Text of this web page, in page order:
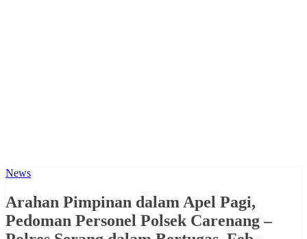
News
Arahan Pimpinan dalam Apel Pagi,
Pedoman Personel Polsek Carenang –